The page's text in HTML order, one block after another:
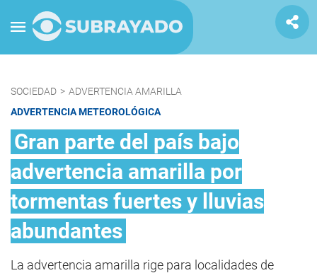
SOCIEDAD > ADVERTENCIA AMARILLA
ADVERTENCIA METEOROLÓGICA
Gran parte del país bajo
advertencia amarilla por
tormentas fuertes y lluvias
abundantes
La advertencia amarilla rige para localidades de